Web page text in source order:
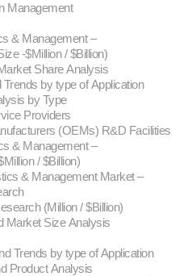
Management
& Management –
-$Million / $Billion)
Share Analysis
by type of Application
by Type
Providers
(OEMs) R&D Facilities
& Management –
/ $Billion)
& Management Market –
(Million / $Billion)
Market Size Analysis
Trends by type of Application
Product Analysis